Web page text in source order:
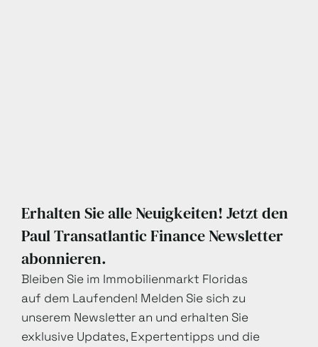
Erhalten Sie alle Neuigkeiten! Jetzt den
Paul Transatlantic Finance Newsletter
abonnieren.
Bleiben Sie im Immobilienmarkt Floridas
auf dem Laufenden! Melden Sie sich zu
unserem Newsletter an und erhalten Sie
exklusive Updates, Expertentipps und die